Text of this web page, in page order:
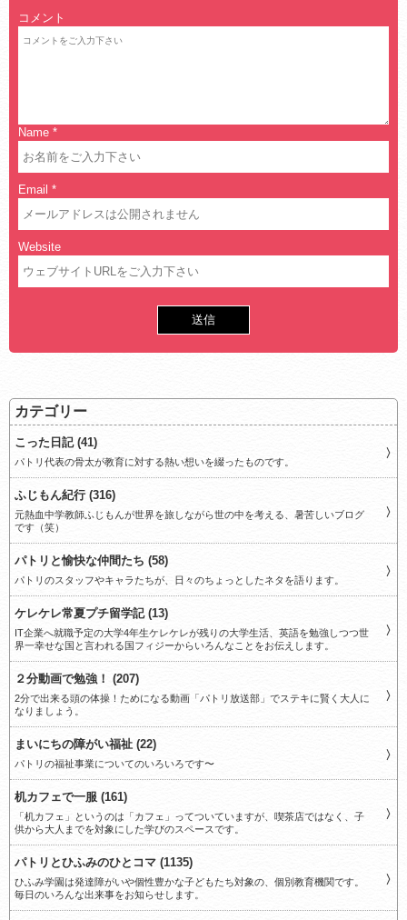
コメント
Name *
Email *
Website
カテゴリー
こった日記 (41)
パトリ代表の骨太が教育に対する熱い想いを綴ったものです。
ふじもん紀行 (316)
元熱血中学教師ふじもんが世界を旅しながら世の中を考える、暑苦しいブログ
です（笑）
パトリと愉快な仲間たち (58)
パトリのスタッフやキャラたちが、日々のちょっとしたネタを語ります。
ケレケレ常夏プチ留学記 (13)
IT企業へ就職予定の大学4年生ケレケレが残りの大学生活、英語を勉強しつつ世
界一幸せな国と言われる国フィジーからいろんなことをお伝えします。
２分動画で勉強！ (207)
2分で出来る頭の体操！ためになる動画「パトリ放送部」でステキに賢く大人に
なりましょう。
まいにちの障がい福祉 (22)
パトリの福祉事業についてのいろいろです〜
机カフェで一服 (161)
「机カフェ」というのは「カフェ」ってついていますが、喫茶店ではなく、子
供から大人までを対象にした学びのスペースです。
パトリとひふみのひとコマ (1135)
ひふみ学園は発達障がいや個性豊かな子どもたち対象の、個別教育機関です。
毎日のいろんな出来事をお知らせします。